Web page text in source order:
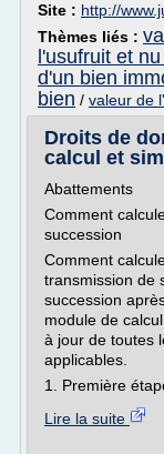
Site : http://
Thèmes liés :
l'usufruit et
d'un bien
bien / valeur de
Droits de
calcul et
Abattements
Comment
succession
Comment
transmission de
succession
module de
à jour de toutes
applicables.
1. Première
Lire la suite